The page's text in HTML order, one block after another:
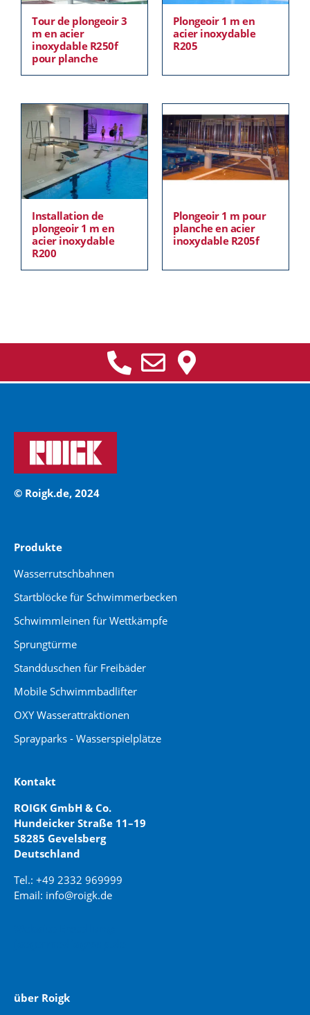
Tour de plongeoir 3
m en acier
inoxydable R250f
pour planche
Plongeoir 1 m en
acier inoxydable
R205
Installation de
plongeoir 1 m en
acier inoxydable
R200
Plongeoir 1 m pour
planche en acier
inoxydable R205f
© Roigk.de, 2024
Produkte
Wasserrutschbahnen
Startblöcke für Schwimmerbecken
Schwimmleinen für Wettkämpfe
Sprungtürme
Standduschen für Freibäder
Mobile Schwimmbadlifter
OXY Wasserattraktionen
Sprayparks - Wasserspielplätze
Kontakt
ROIGK GmbH & Co.
Hundeicker Straße 11–19
58285 Gevelsberg
Deutschland
Tel.: +49 2332 969999
Email: info@roigk.de
über Roigk